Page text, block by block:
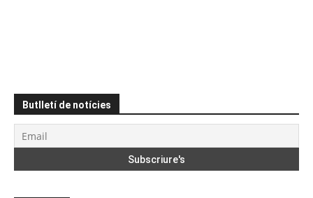
Butlletí de notícies